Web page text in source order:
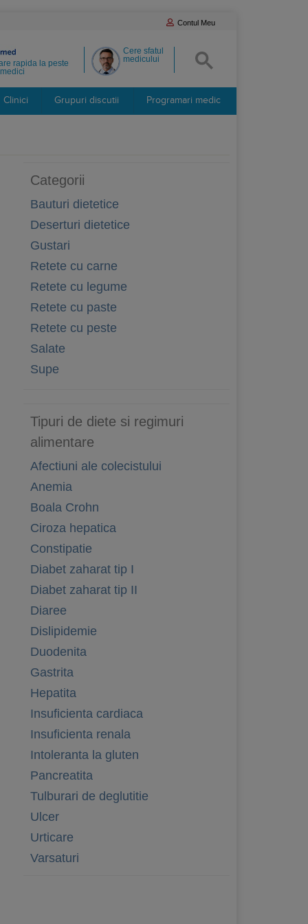
Contul Meu
Cere sfatul
medicului
rapida la peste
Clinici Grupuri discutii Programari medic
Categorii
Bauturi dietetice
Deserturi dietetice
Gustari
Retete cu carne
Retete cu legume
Retete cu paste
Retete cu peste
Salate
Supe
Tipuri de diete si regimuri
alimentare
Afectiuni ale colecistului
Anemia
Boala Crohn
Ciroza hepatica
Constipatie
Diabet zaharat tip I
Diabet zaharat tip II
Diaree
Dislipidemie
Duodenita
Gastrita
Hepatita
Insuficienta cardiaca
Insuficienta renala
Intoleranta la gluten
Pancreatita
Tulburari de deglutitie
Ulcer
Urticare
Varsaturi